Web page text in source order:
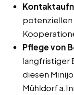
potenziellen
Pflege von
langfristiger
diesen
Mühldorf